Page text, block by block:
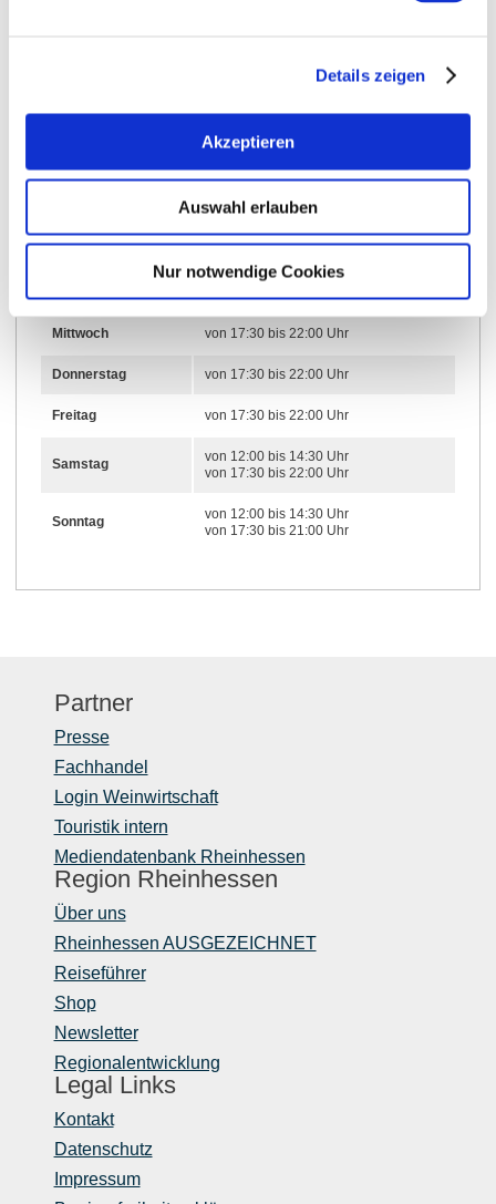
Details zeigen
Akzeptieren
Auswahl erlauben
Nur notwendige Cookies
Öffnungszeiten
16.12.2025 bis 31.12.2026
Mittwoch von 17:30 bis 22:00 Uhr
Donnerstag von 17:30 bis 22:00 Uhr
Freitag von 17:30 bis 22:00 Uhr
Samstag
von 12:00 bis 14:30 Uhr
von 17:30 bis 22:00 Uhr
Sonntag
von 12:00 bis 14:30 Uhr
von 17:30 bis 21:00 Uhr
Partner
Presse
Fachhandel
Login Weinwirtschaft
Touristik intern
Mediendatenbank Rheinhessen
Region Rheinhessen
Über uns
Rheinhessen AUSGEZEICHNET
Reiseführer
Shop
Newsletter
Regionalentwicklung
Legal Links
Kontakt
Datenschutz
Impressum